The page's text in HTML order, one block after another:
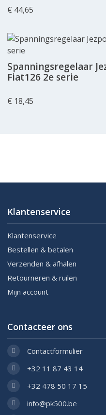
€ 44,65
Spanningsregelaar
Fiat126 2e serie
€ 18,45
Klantenservice
Klantenservice
Bestellen & betalen
Verzenden & afhalen
Retourneren & ruilen
Mijn account
Contacteer ons
Contactformulier
+32 11 87 43 14
+32 478 50 17 15
info@pk500.be